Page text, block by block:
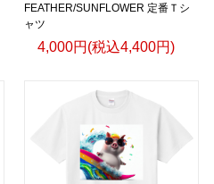
FEATHER/SUNFLOWER 定番Ｔシ
ャツ
4,000円(税込4,400円)